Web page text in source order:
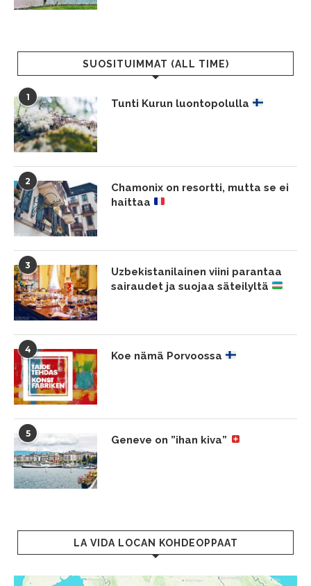
SUOSITUIMMAT (ALL TIME)
1
Tunti Kurun luontopolulla
2
Chamonix on resortti, mutta se ei
haittaa
3
Uzbekistanilainen viini parantaa
sairaudet ja suojaa säteilyltä
4
Koe nämä Porvoossa
5
Geneve on ”ihan kiva”
LA VIDA LOCAN KOHDEOPPAAT